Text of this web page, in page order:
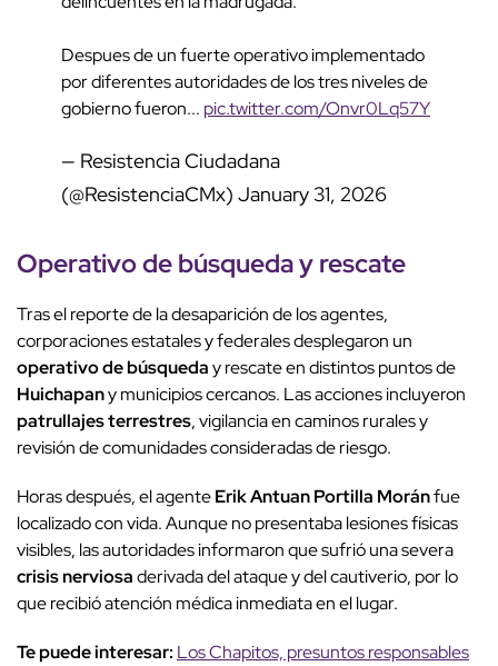
Despues de un fuerte operativo implementado
por diferentes autoridades de los tres niveles de
gobierno fueron... pic.twitter.com/Onvr0Lq57Y
— Resistencia Ciudadana
(@ResistenciaCMx) January 31, 2026
Operativo de búsqueda y rescate
Tras el reporte de la desaparición de los agentes,
corporaciones estatales y federales desplegaron un
operativo de búsqueday rescate en distintos puntos de
Huichapany municipios cercanos. Las acciones incluyeron
patrullajes terrestres, vigilancia en caminos rurales y
revisión de comunidades consideradas de riesgo.
Horas después, el agenteErik Antuan Portilla Moránfue
localizado con vida. Aunque no presentaba lesiones físicas
visibles, las autoridades informaron que sufrió una severa
crisis nerviosaderivada del ataque y del cautiverio, por lo
que recibió atención médica inmediata en el lugar.
Te puede interesar: Los Chapitos, presuntos responsables